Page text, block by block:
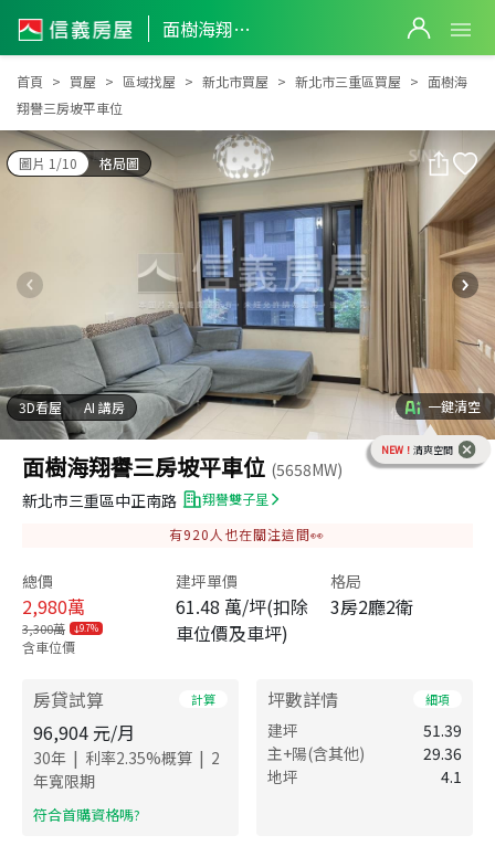
面樹海翔譽三房坡平車位
面樹海翔譽三房坡平車位
首頁 買屋 區域找屋 新北市買屋 新北市三重區買屋
面樹海
翔譽三房坡平車位
圖片 1/10 格局圖
3D看屋 AI 講房 一鍵清空
NEW！ 清爽空間
面樹海翔譽三房坡平車位 (5658MW)
新北市三重區中正南路
翔譽雙子星
有920 人也在關注這間👀
總價
2,980萬
3,300萬 9.7%
含車位價
建坪單價
61.48 萬/坪(扣除
車位價及車坪)
格局
3房2廳2衛
房貸試算 計算
96,904 元/月
30年 | 利率2.35%概算 | 2
年寬限期
​符合首購資格嗎?
坪數詳情 細項
建坪
51.39
主+陽(含其他)
29.36
地坪
4.1